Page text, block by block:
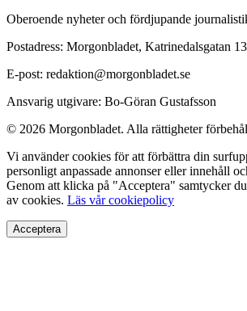
Oberoende nyheter och fördjupande
Postadress: Morgonbladet, Katrinedalsgatan
E-post: redaktion@morgonbladet.se
Ansvarig utgivare: Bo-Göran Gustafsson
© 2026 Morgonbladet. Alla rättigheter
Vi använder cookies för att förbättra din
personligt anpassade annonser eller innehåll
Genom att klicka på "Acceptera" samtycker
av cookies. Läs vår cookiepolicy
Acceptera